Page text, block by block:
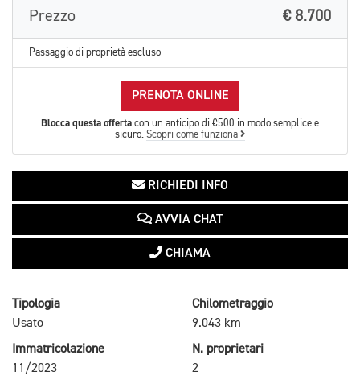
Prezzo € 8.700
Passaggio di proprietà escluso
PRENOTA ONLINE
Blocca questa offerta con un anticipo di €500 in modo semplice e
sicuro. Scopri come funziona
RICHIEDI INFO
AVVIA CHAT
CHIAMA
Tipologia
Usato
Chilometraggio
9.043 km
Immatricolazione
11/2023
N. proprietari
2